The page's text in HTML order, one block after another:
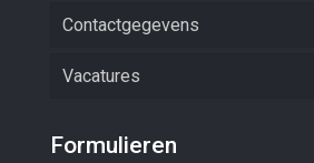
Contactgegevens
Vacatures
Formulieren